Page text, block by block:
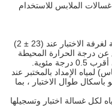
الملابس للاستخدام
1. يجب الحفاظ على درجة الحرارة المحيطة لغرفة الاختبار عند (23 ± 2)
عن درجة الحرارة المحيطة
مئوية.
الإمداد بالمختبر عند
اختبار عند (240 ± 50) كيلو باسكال طوال الاختبار ، بما
لكل غسالة اختبار وتسجيلها